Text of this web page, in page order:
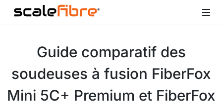
Guide comparatif des
soudeuses à fusion FiberFox
Mini 5C+ Premium et FiberFox